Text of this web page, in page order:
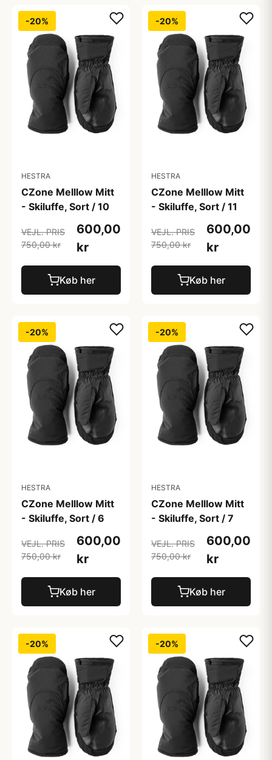
-20%
HESTRA
CZone Melllow Mitt
- Skiluffe, Sort / 10
VEJL. PRIS
750,00 kr
600,00
kr
Køb her
-20%
HESTRA
CZone Melllow Mitt
- Skiluffe, Sort / 11
VEJL. PRIS
750,00 kr
600,00
kr
Køb her
-20%
HESTRA
CZone Melllow Mitt
- Skiluffe, Sort / 6
VEJL. PRIS
750,00 kr
600,00
kr
Køb her
-20%
HESTRA
CZone Melllow Mitt
- Skiluffe, Sort / 7
VEJL. PRIS
750,00 kr
600,00
kr
Køb her
-20% -20%